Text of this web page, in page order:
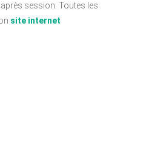
session. Toutes les
site internet